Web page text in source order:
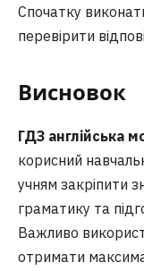
Спочатку
перевірити
Висновок
ГДЗ англійська
корисний
учням закріпити
граматику та
Важливо
отримати